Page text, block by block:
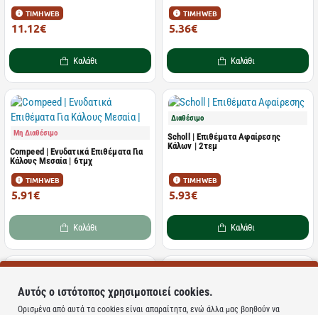
ΤΙΜΗ WEB
11.12€
Καλάθι
ΤΙΜΗ WEB
5.36€
Καλάθι
Μη Διαθέσιμο
Compeed | Ενυδατικά Επιθέματα Για
Κάλους Μεσαία | 6τμχ
ΤΙΜΗ WEB
5.91€
Καλάθι
Διαθέσιμο
Scholl | Επιθέματα Αφαίρεσης
Κάλων | 2τεμ
ΤΙΜΗ WEB
5.93€
Καλάθι
Μη Διαθέσιμο
Compeed | Μεσαία Επιθέματα για
Σκληρύνσεις | 6τμχ
Αυτός ο ιστότοπος χρησιμοποιεί cookies.
Ορισμένα από αυτά τα cookies είναι απαραίτητα, ενώ άλλα μας βοηθούν να